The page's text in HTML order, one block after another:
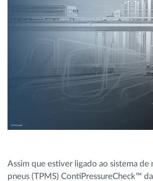
Ver todas as funcionalidades
Como resolvemos cada necessidade
Assim que estiver ligado ao sistema de
pneus (TPMS) ContiPressureCheck™